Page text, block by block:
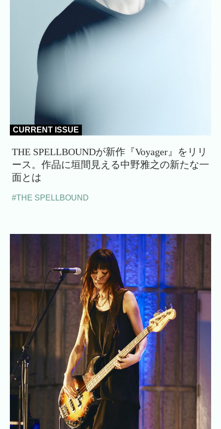
CURRENT ISSUE
THE SPELLBOUNDが新作『Voyager』をリリ
ース。作品に垣間見える中野雅之の新たな一
面とは
#THE SPELLBOUND